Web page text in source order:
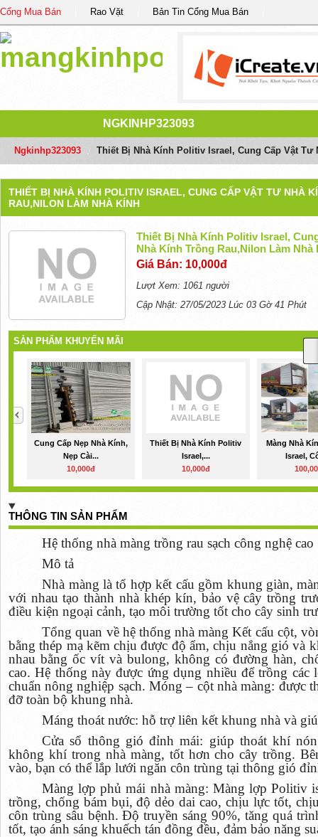
Cổng Mua Bán Rao Vặt Bản Tin Cổng Mua Bán
NGKINHP323093
Ngkinhp323093 Thiết Bị Nhà Kính Politiv Israel, Cung Cấp Vật
THIẾT BỊ NHÀ KÍNH POLITIV ISRAEL, CUNG CẤP VẬT TƯ NHÀ
RAU,NILON LÀM NHÀ KÍNH
Thiết Bị Nhà Kính Politiv Israel,
Nhà Kính Trồng Rau,nilon Làm Nhà
Giá Bán: 10,000đ
Lượt Xem: 1061 người
Cập Nhật: 27/05/2023 Lúc 03 Gờ 41 Phút
SẢN PHẨM KHUYẾN MÃI
Cung Cấp Nẹp Nhà Kính,
Nẹp Cài...
10,000đ
Thiết Bị Nhà Kính Politiv
Israel,...
10,000đ
Màng Nhà
Israel,
THÔNG TIN SẢN PHẨM
Hệ thống nhà màng trồng rau sạch công nghệ cao
Mô tả
Nhà màng là tổ hợp kết cấu gồm khung giàn,
với nhau tạo thành nhà khép kín, bảo vệ cây trồng
điều kiện ngoại cảnh, tạo môi trường tốt cho cây sinh
Tổng quan về hệ thống nhà màng Kết cấu cột,
bằng thép mạ kẽm chịu được độ ẩm, chịu nắng gió và
nhau bằng ốc vít và bulong, không có đường hàn,
cao. Hệ thống này được ứng dụng nhiều để trồng các
chuẩn nông nghiệp sạch. Móng – cột nhà màng: được
đỡ toàn bộ khung nhà.
Máng thoát nước: hỗ trợ liên kết khung nhà và
Cửa sổ thông gió đỉnh mái: giúp thoát khí
không khí trong nhà màng, tốt hơn cho cây trồng.
vào, bạn có thể lắp lưới ngăn côn trùng tại thông gió
Màng lợp phủ mái nhà màng: Màng lợp Politiv
trồng, chống bám bụi, độ dẻo dai cao, chịu lực tốt,
côn trùng sâu bệnh. Độ truyền sáng 90%, tăng quá
tốt, tạo ánh sáng khuếch tán đồng đều, đảm bảo năng